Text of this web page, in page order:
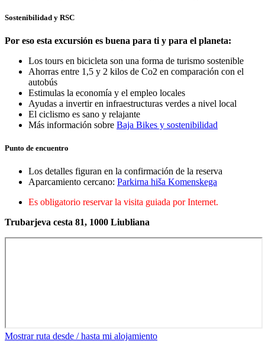
Sostenibilidad y RSC
Por eso esta excursión es buena para ti y para el planeta:
Los tours en bicicleta son una forma de turismo sostenible
Ahorras entre 1,5 y 2 kilos de Co2 en comparación con el
autobús
Estimulas la economía y el empleo locales
Ayudas a invertir en infraestructuras verdes a nivel local
El ciclismo es sano y relajante
Más información sobre Baja Bikes y sostenibilidad
Punto de encuentro
Los detalles figuran en la confirmación de la reserva
Aparcamiento cercano: Parkirna hiša Komenskega
Es obligatorio reservar la visita guiada por Internet.
Trubarjeva cesta 81, 1000 Liubliana
Mostrar ruta desde / hasta mi alojamiento